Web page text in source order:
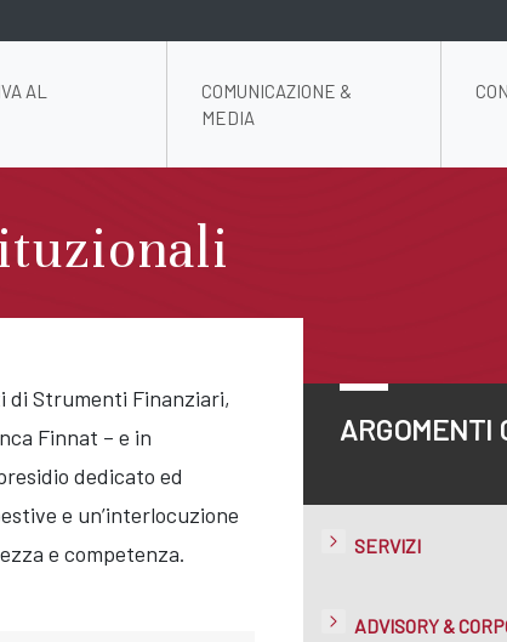
AL
COMUNICAZIONE &
MEDIA
di Strumenti Finanziari,
Finnat – e in
dedicato ed
e un’interlocuzione
e competenza.
ARGOMENTI
SERVIZI
ADVISORY &